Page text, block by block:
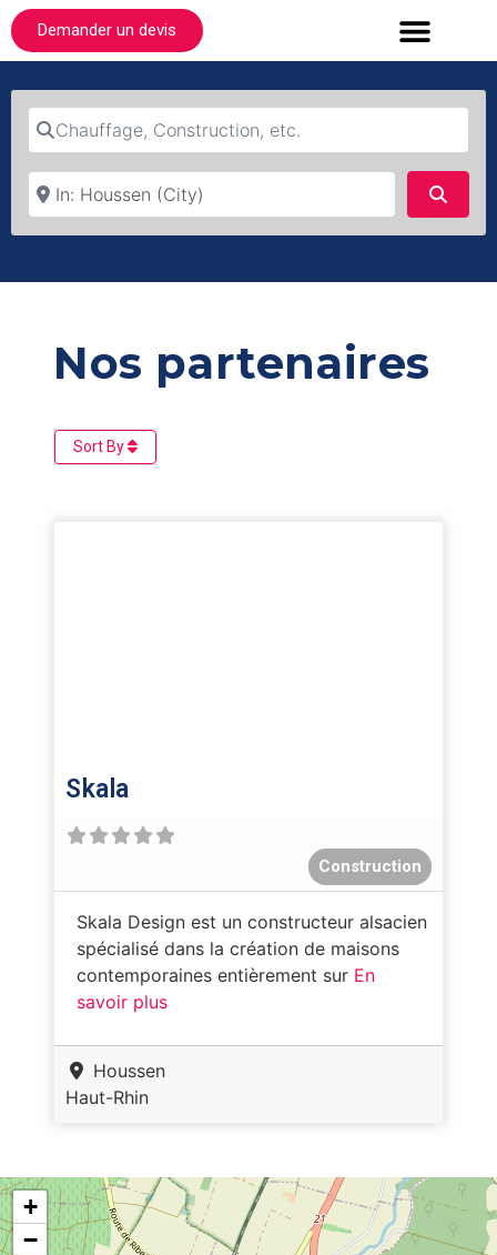
Demander un devis
Chauffage, Construction, etc.
Où ?
Nos partenaires
Sort By
Skala
Construction
Skala Design est un constructeur alsacien
spécialisé dans la création de maisons
contemporaines entièrement sur En
savoir plus
Houssen
Haut-Rhin
+
−